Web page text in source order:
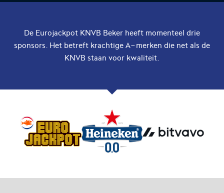
De Eurojackpot KNVB Beker heeft momenteel drie
sponsors. Het betreft krachtige A-merken die net als de
KNVB staan voor kwaliteit.